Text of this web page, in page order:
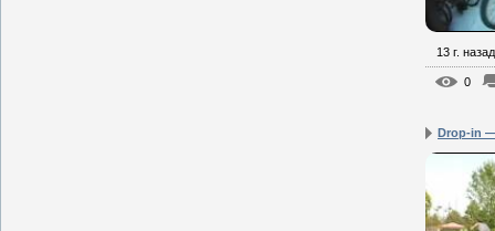
13 г. назад
0
Drop-in